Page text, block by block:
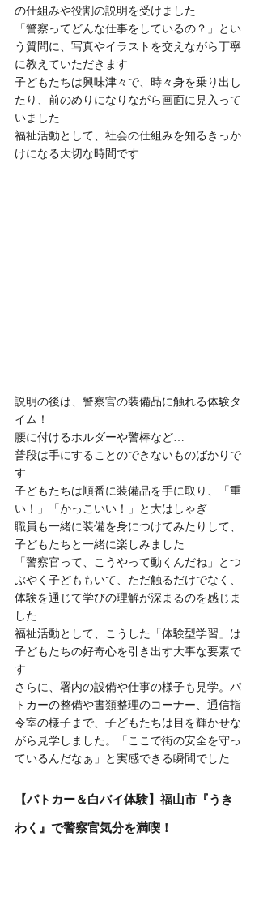
の仕組みや役割の説明を受けました
「警察ってどんな仕事をしているの？」とい
う質問に、写真やイラストを交えながら丁寧
に教えていただきます
子どもたちは興味津々で、時々身を乗り出し
たり、前のめりになりながら画面に見入って
いました
福祉活動として、社会の仕組みを知るきっか
けになる大切な時間です
説明の後は、警察官の装備品に触れる体験タ
イム！
腰に付けるホルダーや警棒など…
普段は手にすることのできないものばかりで
す
子どもたちは順番に装備品を手に取り、「重
い！」「かっこいい！」と大はしゃぎ
職員も一緒に装備を身につけてみたりして、
子どもたちと一緒に楽しみました
「警察官って、こうやって動くんだね」とつ
ぶやく子どももいて、ただ触るだけでなく、
体験を通じて学びの理解が深まるのを感じま
した
福祉活動として、こうした「体験型学習」は
子どもたちの好奇心を引き出す大事な要素で
す
さらに、署内の設備や仕事の様子も見学。パ
トカーの整備や書類整理のコーナー、通信指
令室の様子まで、子どもたちは目を輝かせな
がら見学しました。「ここで街の安全を守っ
ているんだなぁ」と実感できる瞬間でした
【パトカー＆白バイ体験】福山市『うき
わく』で警察官気分を満喫！